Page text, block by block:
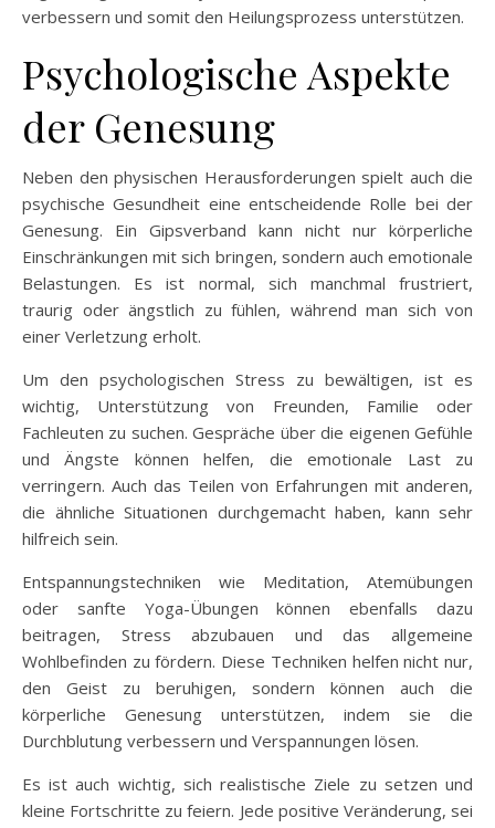
verbessern und somit den Heilungsprozess unterstützen.
Psychologische Aspekte
der Genesung
Neben den physischen Herausforderungen spielt auch die
psychische Gesundheit eine entscheidende Rolle bei der
Genesung. Ein Gipsverband kann nicht nur körperliche
Einschränkungen mit sich bringen, sondern auch emotionale
Belastungen. Es ist normal, sich manchmal frustriert,
traurig oder ängstlich zu fühlen, während man sich von
einer Verletzung erholt.
Um den psychologischen Stress zu bewältigen, ist es
wichtig, Unterstützung von Freunden, Familie oder
Fachleuten zu suchen. Gespräche über die eigenen Gefühle
und Ängste können helfen, die emotionale Last zu
verringern. Auch das Teilen von Erfahrungen mit anderen,
die ähnliche Situationen durchgemacht haben, kann sehr
hilfreich sein.
Entspannungstechniken wie Meditation, Atemübungen
oder sanfte Yoga-Übungen können ebenfalls dazu
beitragen, Stress abzubauen und das allgemeine
Wohlbefinden zu fördern. Diese Techniken helfen nicht nur,
den Geist zu beruhigen, sondern können auch die
körperliche Genesung unterstützen, indem sie die
Durchblutung verbessern und Verspannungen lösen.
Es ist auch wichtig, sich realistische Ziele zu setzen und
kleine Fortschritte zu feiern. Jede positive Veränderung, sei